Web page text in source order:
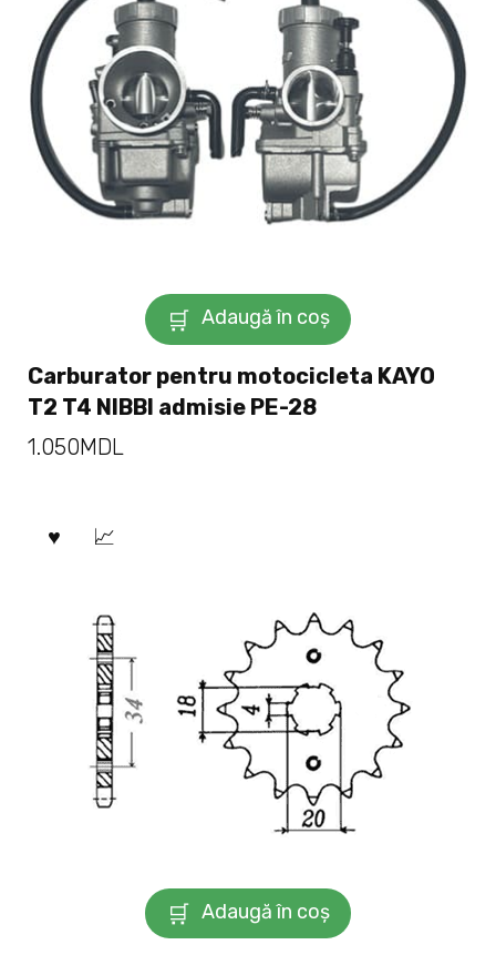
Adaugă în coș
Carburator pentru motocicleta KAYO
T2 T4 NIBBI admisie PE-28
1.050MDL
Adaugă în coș